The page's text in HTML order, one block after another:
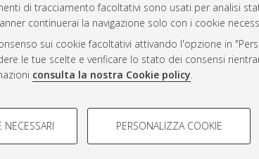
di tracciamento facoltativi sono usati per analisi
continuerai la navigazione solo con i cookie
sui cookie facoltativi attivando l'opzione in
le tue scelte e verificare lo stato dei consensi
consulta la nostra Cookie policy.
- FACOLTATIVI
PERSONALIZZA COOKIE
AMS Laurea
Servizio implementato e
Impostazioni Cookie
Informativa sulla privacy
Condizioni d’uso del sito
ALMA MATER STUDIORUM - Università di Bologna, 2007-